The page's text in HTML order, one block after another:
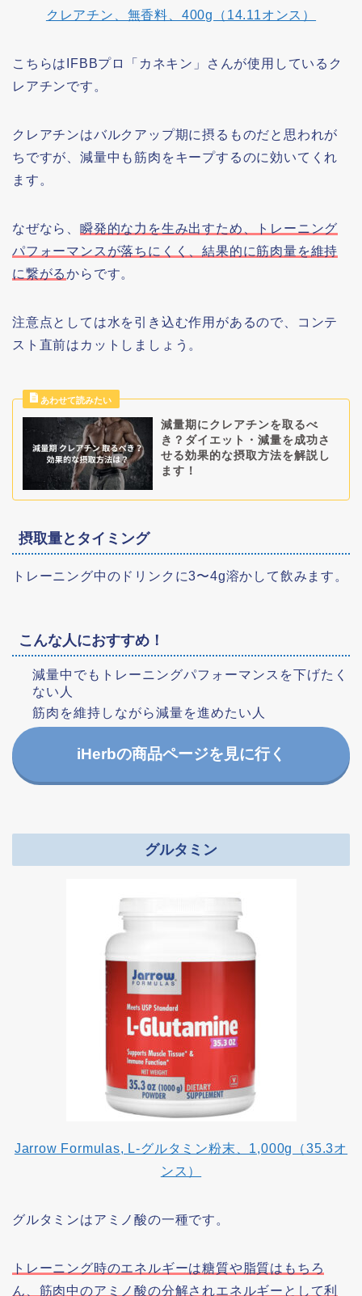
クレアチン、無香料、400g（14.11オンス）
こちらはIFBBプロ「カネキン」さんが使用しているク
レアチンです。
クレアチンはバルクアップ期に摂るものだと思われが
ちですが、減量中も筋肉をキープするのに効いてくれ
ます。
なぜなら、 瞬発的な力を生み出すため、トレーニング
パフォーマンスが落ちにくく、結果的に筋肉量を維持
に繋がるからです。
注意点としては水を引き込む作用があるので、コンテ
スト直前はカットしましょう。
減量期にクレアチンを取るべ
き？ダイエット・減量を成功さ
せる効果的な摂取方法を解説し
ます！
摂取量とタイミング
トレーニング中のドリンクに3〜4g溶かして飲みます。
こんな人におすすめ！
減量中でもトレーニングパフォーマンスを下げたく
ない人
筋肉を維持しながら減量を進めたい人
iHerbの商品ページを見に行く
グルタミン
Jarrow Formulas, L-グルタミン粉末、1,000g（35.3オ
ンス）
グルタミンはアミノ酸の一種です。
トレーニング時のエネルギーは糖質や脂質はもちろ
ん、筋肉中のアミノ酸の分解されエネルギーとして利